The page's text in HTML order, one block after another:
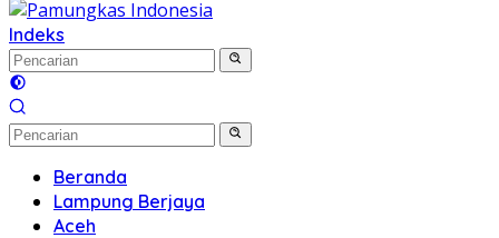
Indeks
Beranda
Lampung Berjaya
Aceh